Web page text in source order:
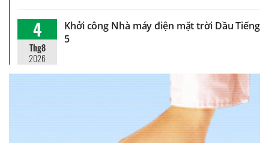
4
Thg8
2026
Khởi công Nhà máy điện mặt trời Dầu Tiếng
5